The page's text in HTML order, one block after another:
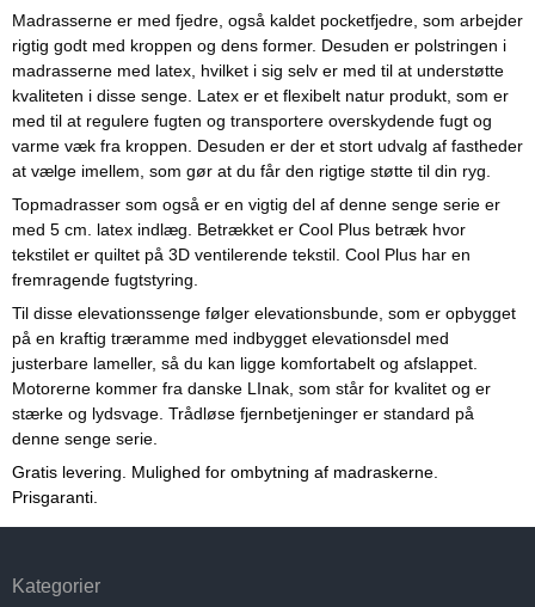
Madrasserne er med fjedre, også kaldet pocketfjedre, som arbejder
rigtig godt med kroppen og dens former. Desuden er polstringen i
madrasserne med latex, hvilket i sig selv er med til at understøtte
kvaliteten i disse senge. Latex er et flexibelt natur produkt, som er
med til at regulere fugten og transportere overskydende fugt og
varme væk fra kroppen. Desuden er der et stort udvalg af fastheder
at vælge imellem, som gør at du får den rigtige støtte til din ryg.
Topmadrasser som også er en vigtig del af denne senge serie er
med 5 cm. latex indlæg. Betrækket er Cool Plus betræk hvor
tekstilet er quiltet på 3D ventilerende tekstil. Cool Plus har en
fremragende fugtstyring.
Til disse elevationssenge følger elevationsbunde, som er opbygget
på en kraftig træramme med indbygget elevationsdel med
justerbare lameller, så du kan ligge komfortabelt og afslappet.
Motorerne kommer fra danske LInak, som står for kvalitet og er
stærke og lydsvage. Trådløse fjernbetjeninger er standard på
denne senge serie.
Gratis levering. Mulighed for ombytning af madraskerne.
Prisgaranti.
Kategorier